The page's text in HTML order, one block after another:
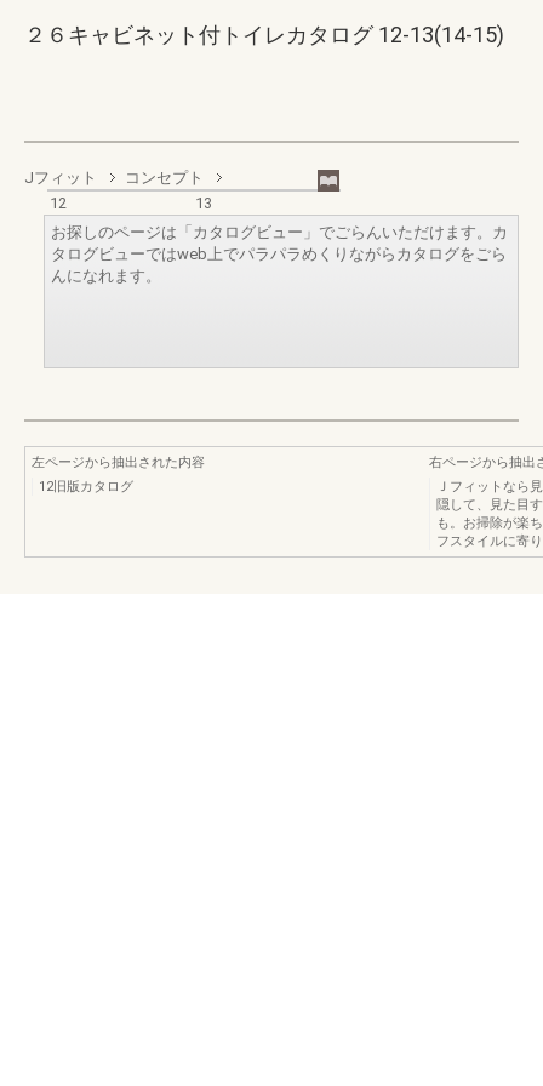
２６キャビネット付トイレカタログ 12-13(14-15)
Jフィット
コンセプト
12
13
お探しのページは「カタログビュー」でごらんいただけます。カ
タログビューではweb上でパラパラめくりながらカタログをごら
んになれます。
左ページから抽出された内容
12旧版カタログ
右ページから抽出
Ｊフィットなら
隠して、見た目
も。お掃除が楽
フスタイルに寄